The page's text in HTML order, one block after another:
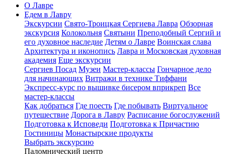
О Лавре
Едем в Лавру
Экскурсии Свято-Троицкая Сергиева Лавра Обзорная
экскурсия Колокольня Святыни Преподобный Сергий и
его духовное наследие Детям о Лавре Воинская слава
Архитектура и иконопись Лавра и Московская духовная
академия Еще экскурсии
Сергиев Посад Музеи Мастер-классы Гончарное дело
для начинающих Витражи в технике Тиффани
Экспресс-курс по вышивке бисером вприкреп Все
мастер-классы
Как добраться Где поесть Где побывать Виртуальное
путешествие Дорога в Лавру Расписание богослужений
Подготовка к Исповеди Подготовка к Причастию
Гостиницы Монастырские продукты
Выбрать экскурсию
Паломнический центр